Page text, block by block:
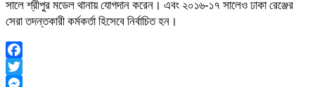
সালে শ্রীপুর মডেল থানায় যোগদান করেন। এবং ২০১৬-১৭ সালেও ঢাকা রেঞ্জের
সেরা তদন্তকারী কর্মকর্তা হিসেবে নির্বাচিত হন।
Facebook
Twitter